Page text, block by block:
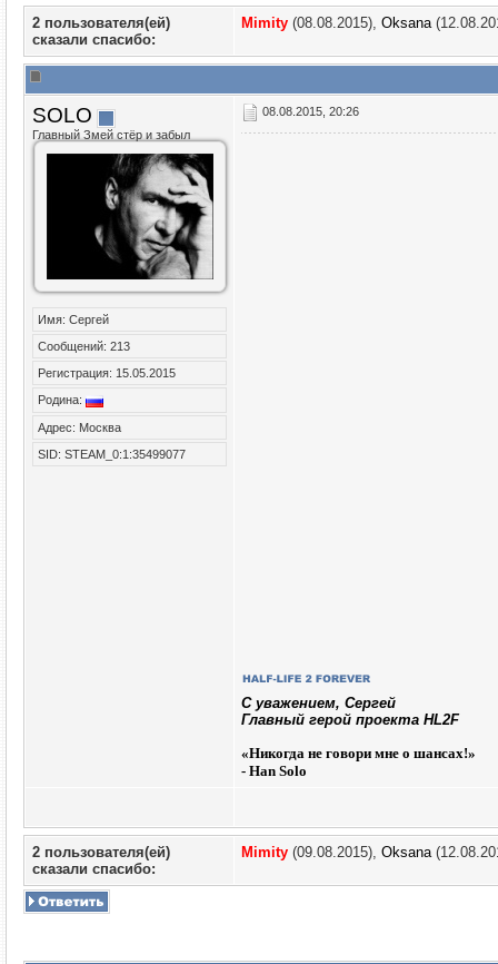
2 пользователя(ей)
сказали cпасибо:
Mimity (08.08.2015), Oksana
SOLO
Главный Змей стёр и забыл
Имя: Сергей
Сообщений: 213
Регистрация: 15.05.2015
Родина:
Адрес: Москва
SID: STEAM_0:1:35499077
08.08.2015, 20:26
C уважением, Сергей
Главный герой проекта HL2F
«Никогда не говори мне о шансах!»
- Han Solo
2 пользователя(ей)
сказали cпасибо:
Mimity (09.08.2015), Oksana